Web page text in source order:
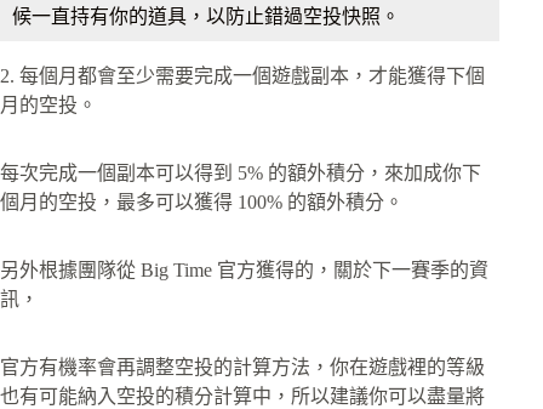
候一直持有你的道具，以防止錯過空投快照。
2. 每個月都會至少需要完成一個遊戲副本，才能獲得下個
月的空投。
每次完成一個副本可以得到 5% 的額外積分，來加成你下
個月的空投，最多可以獲得 100% 的額外積分。
另外根據團隊從 Big Time 官方獲得的，關於下一賽季的資
訊，
官方有機率會再調整空投的計算方法，你在遊戲裡的等級
也有可能納入空投的積分計算中，所以建議你可以盡量將